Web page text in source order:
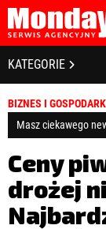
STRONA GŁÓWNA
O NAS
POLITYKA
REGULAMIN
LICENCJA
REJESTRACJA
KONTAKT
KATEGORIE
BIZNES I
NOWE
EDUKACJA
BIZNES I
Masz ciekawego
Ceny
drożej